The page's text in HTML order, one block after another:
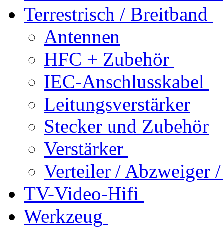
Terrestrisch / Breitband
Antennen
HFC + Zubehör
IEC-Anschlusskabel
Leitungsverstärker
Stecker und Zubehör
Verstärker
Verteiler / Abzweiger
TV-Video-Hifi
Werkzeug